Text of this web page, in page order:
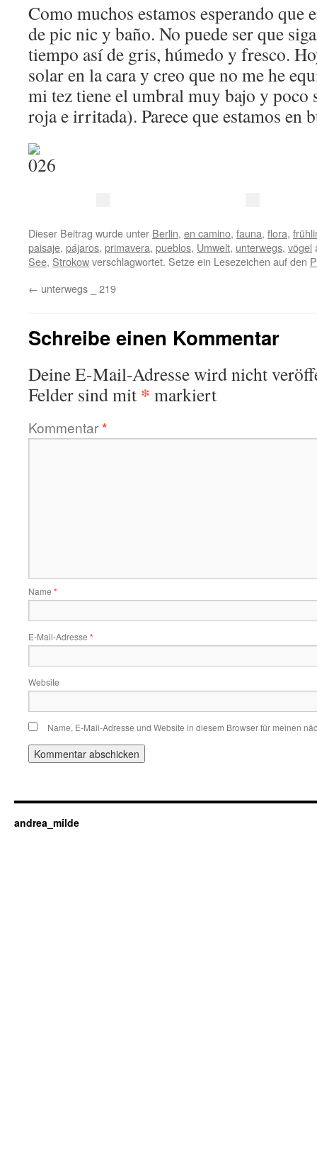
Como muchos estamos esperando que
de pic nic y baño. No puede ser que
tiempo así de gris, húmedo y fresco.
solar en la cara y creo que no me he
mi tez tiene el umbral muy bajo y poco
roja e irritada). Parece que estamos en
Dieser Beitrag wurde unter Berlin, en camino, fauna, flora,
paisaje, pájaros, primavera, pueblos, Umwelt, unterwegs, vögel
See, Strokowverschlagwortet. Setze ein Lesezeichen auf den
← unterwegs _ 219
Schreibe einen Kommentar
Deine E-Mail-Adresse wird nicht
Felder sind mit * markiert
Kommentar*
Name *
E-Mail-Adresse *
Website
Name, E-Mail-Adresse und Website in diesem Browser für meinen
andrea_milde